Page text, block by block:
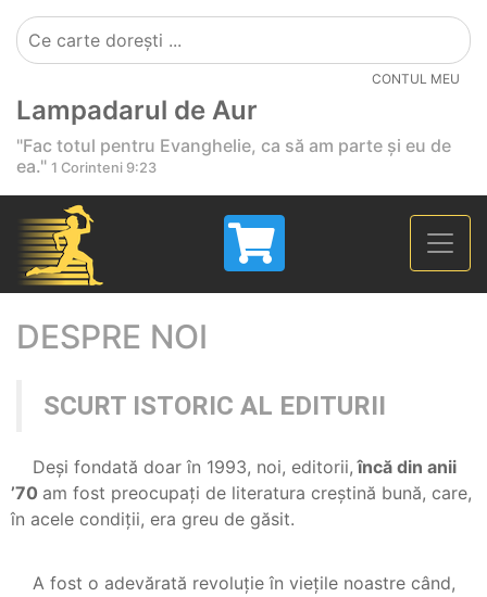
CONTUL MEU
Lampadarul de Aur
"Fac totul pentru Evanghelie, ca să am parte și eu de
ea." 1 Corinteni 9:23
DESPRE NOI
SCURT ISTORIC AL EDITURII
Deși fondată doar în 1993, noi, editorii, încă din anii
’70 am fost preocupați de literatura creștină bună, care,
în acele condiții, era greu de găsit.
A fost o adevărată revoluție în viețile noastre când,